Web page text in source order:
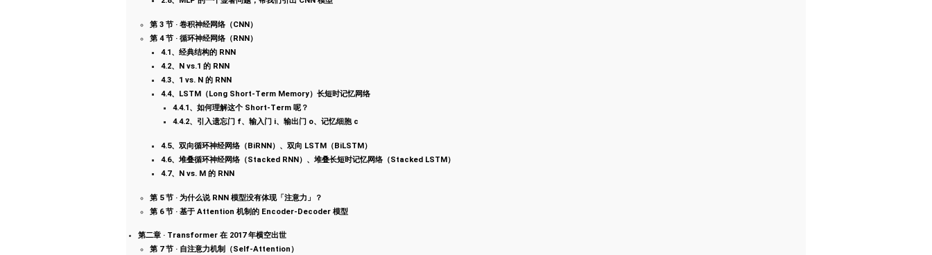
第 3 节 · 卷积神经网络（CNN）
第 4 节 · 循环神经网络（RNN）
4.1、经典结构的 RNN
4.2、N vs.1 的 RNN
4.3、1 vs. N 的 RNN
4.4、LSTM（Long Short-Term Memory）长短时记忆网络
4.4.1、如何理解这个 Short-Term 呢？
4.4.2、引入遗忘门 f、输入门 i、输出门 o、记忆细胞 c
4.5、双向循环神经网络（BiRNN）、双向 LSTM（BiLSTM）
4.6、堆叠循环神经网络（Stacked RNN）、堆叠长短时记忆网络（Stacked LSTM）
4.7、N vs. M 的 RNN
第 5 节 · 为什么说 RNN 模型没有体现「注意力」？
第 6 节 · 基于 Attention 机制的 Encoder-Decoder 模型
第二章 · Transformer 在 2017 年横空出世
第 7 节 · 自注意力机制（Self-Attention）